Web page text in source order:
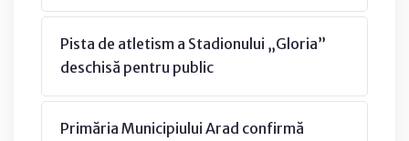
Pista de atletism a Stadionului „Gloria”
deschisă pentru public
Primăria Municipiului Arad confirmă